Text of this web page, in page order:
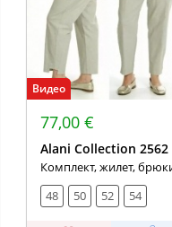
Видео
77,00 €
Alani Collection 2562
Комплект, жилет,
48
50 52 54